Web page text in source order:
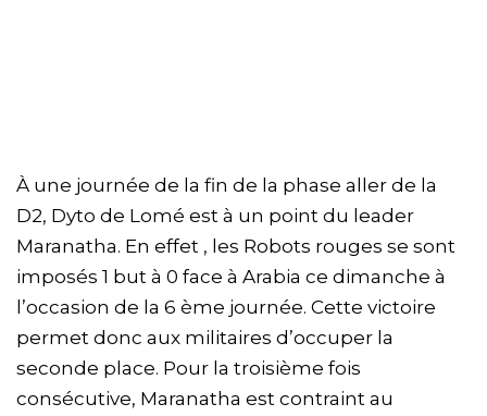
À une journée de la fin de la phase aller de la
D2, Dyto de Lomé est à un point du leader
Maranatha. En effet , les Robots rouges se sont
imposés 1 but à 0 face à Arabia ce dimanche à
l’occasion de la 6 ème journée. Cette victoire
permet donc aux militaires d’occuper la
seconde place. Pour la troisième fois
consécutive, Maranatha est contraint au